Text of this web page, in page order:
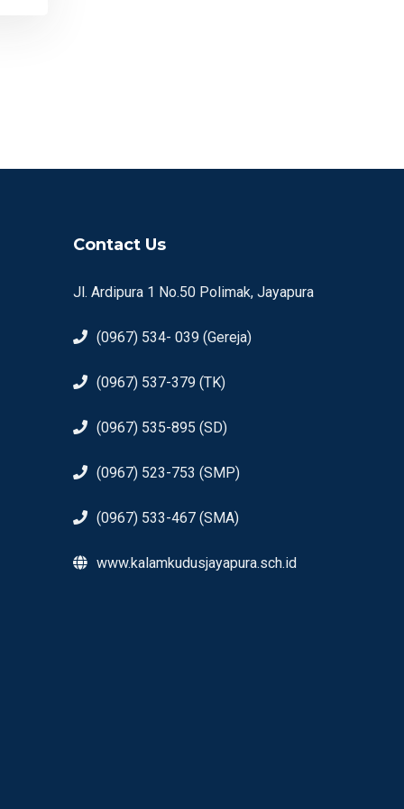
Contact Us
Jl. Ardipura 1 No.50 Polimak, Jayapura
(0967) 534- 039 (Gereja)
(0967) 537-379 (TK)
(0967) 535-895 (SD)
(0967) 523-753 (SMP)
(0967) 533-467 (SMA)
www.kalamkudusjayapura.sch.id